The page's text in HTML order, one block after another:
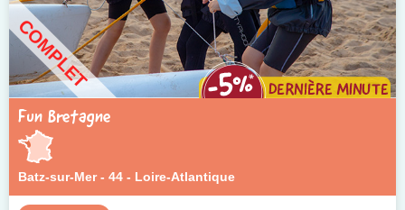
COMPLET
Fun Bretagne
Batz-sur-Mer - 44 - Loire-Atlantique